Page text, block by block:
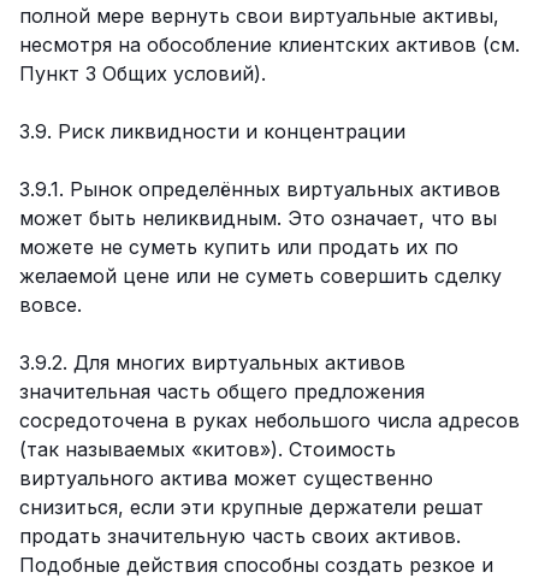
полной мере вернуть свои виртуальные активы,
несмотря на обособление клиентских активов (см.
Пункт 3 Общих условий).
3.9. Риск ликвидности и концентрации
3.9.1. Рынок определённых виртуальных активов
может быть неликвидным. Это означает, что вы
можете не суметь купить или продать их по
желаемой цене или не суметь совершить сделку
вовсе.
3.9.2. Для многих виртуальных активов
значительная часть общего предложения
сосредоточена в руках небольшого числа адресов
(так называемых «китов»). Стоимость
виртуального актива может существенно
снизиться, если эти крупные держатели решат
продать значительную часть своих активов.
Подобные действия способны создать резкое и